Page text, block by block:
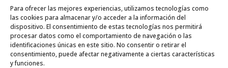
Para ofrecer las mejores experiencias, utilizamos tecnologías como
las cookies para almacenar y/o acceder a la información del
dispositivo. El consentimiento de estas tecnologías nos permitirá
procesar datos como el comportamiento de navegación o las
identificaciones únicas en este sitio. No consentir o retirar el
consentimiento, puede afectar negativamente a ciertas características
y funciones.
 Teléfono/WhatsApp
676 18 44 46